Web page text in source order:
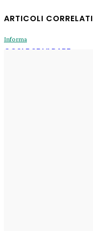
ARTICOLI CORRELATI
Informa
COSI E SE VI PARE